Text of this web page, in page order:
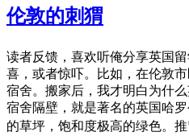
伦敦的刺猬
读者反馈，喜欢听俺分享英国
喜，或者惊吓。比如，在伦敦
宿舍。搬家后，我才明白为什
宿舍隔壁，就是著名的英国哈
的草坪，饱和度极高的绿色。